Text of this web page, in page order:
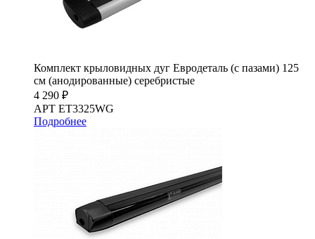
Комплект крыловидных дуг Евродеталь (с пазами) 125
см (анодированные) серебристые
4 290 ₽
АРТ ET3325WG
Подробнее